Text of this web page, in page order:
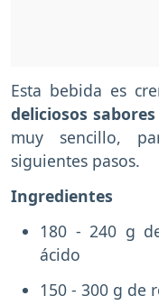
Esta bebida es
deliciosos sabores
muy sencillo,
siguientes pasos.
Ingredientes
180 - 240 g
ácido
150 - 300 g de